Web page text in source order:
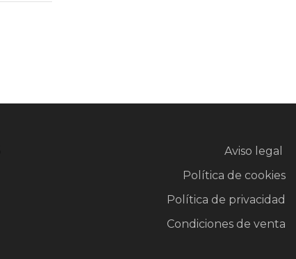
Aviso legal
Política de cookies
Política de privacidad
Condiciones de venta